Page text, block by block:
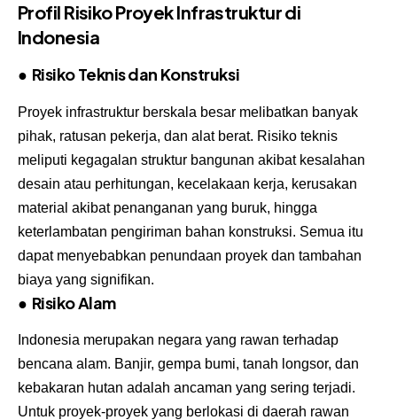
Profil Risiko Proyek Infrastruktur di
Indonesia
● Risiko Teknis dan Konstruksi
Proyek infrastruktur berskala besar melibatkan banyak
pihak, ratusan pekerja, dan alat berat. Risiko teknis
meliputi kegagalan struktur bangunan akibat kesalahan
desain atau perhitungan, kecelakaan kerja, kerusakan
material akibat penanganan yang buruk, hingga
keterlambatan pengiriman bahan konstruksi. Semua itu
dapat menyebabkan penundaan proyek dan tambahan
biaya yang signifikan.
● Risiko Alam
Indonesia merupakan negara yang rawan terhadap
bencana alam. Banjir, gempa bumi, tanah longsor, dan
kebakaran hutan adalah ancaman yang sering terjadi.
Untuk proyek-proyek yang berlokasi di daerah rawan